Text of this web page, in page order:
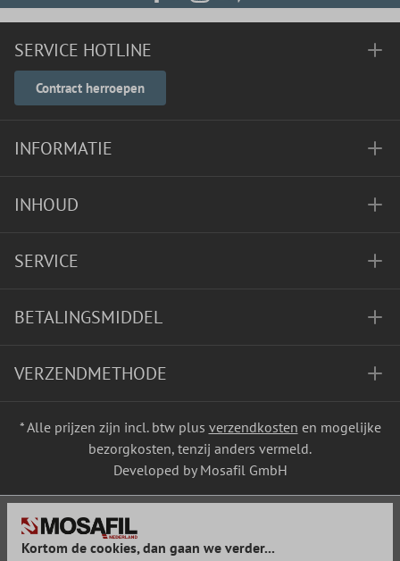
SERVICE HOTLINE
Contract herroepen
INFORMATIE
INHOUD
SERVICE
BETALINGSMIDDEL
VERZENDMETHODE
* Alle prijzen zijn incl. btw plus verzendkosten en mogelijke
bezorgkosten, tenzij anders vermeld.
Developed by Mosafil GmbH
Kortom de cookies, dan gaan we verder...